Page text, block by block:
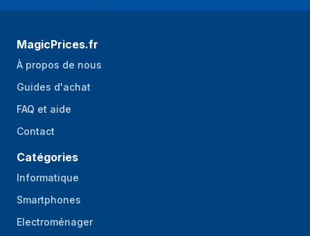
MagicPrices.fr
À propos de nous
Guides d'achat
FAQ et aide
Contact
Catégories
Informatique
Smartphones
Electroménager